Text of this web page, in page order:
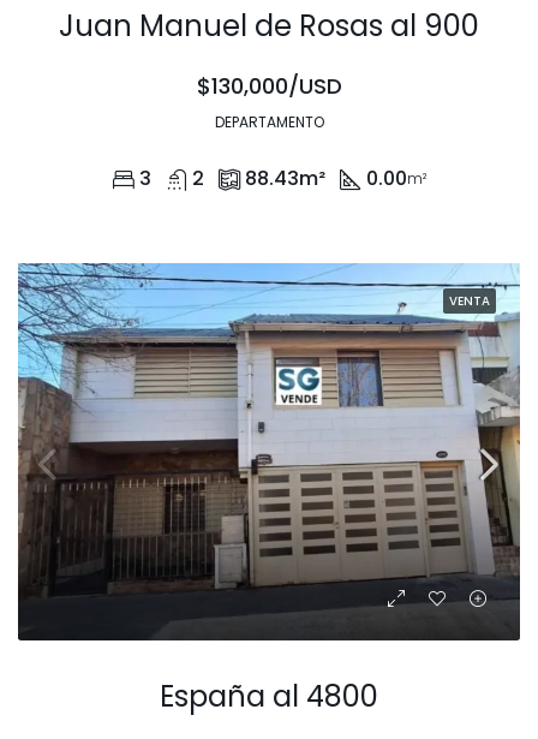
Juan Manuel de Rosas al 900
$130,000/USD
DEPARTAMENTO
3 2 88.43m² 0.00m²
VENTA
España al 4800